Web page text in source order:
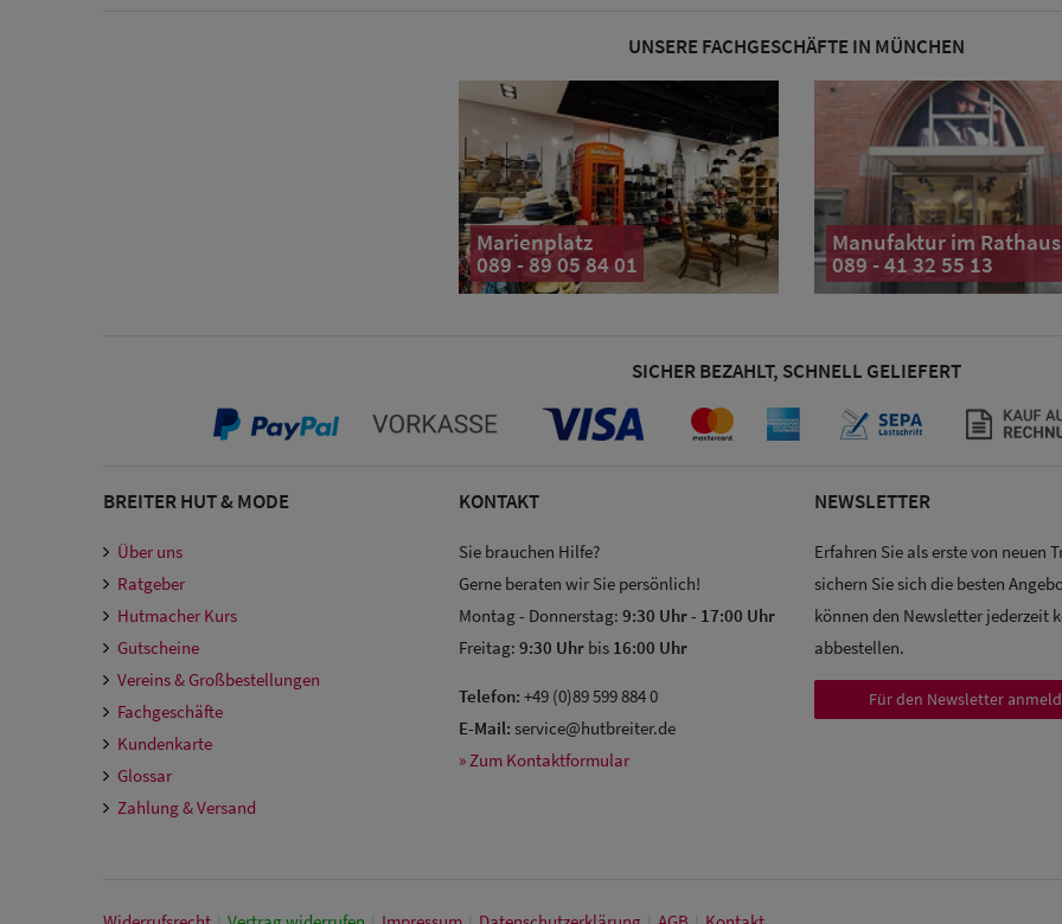
UNSERE FACHGESCHÄFTE IN MÜNCHEN
Marienplatz
089 - 89 05 84 01
Manufaktur im Rathaus
089 - 41 32 55 13
SICHER BEZAHLT, SCHNELL GELIEFERT
BREITER HUT & MODE
Über uns
Ratgeber
Hutmacher Kurs
Gutscheine
Vereins & Großbestellungen
Fachgeschäfte
Kundenkarte
Glossar
Zahlung & Versand
KONTAKT
Sie brauchen Hilfe?
Gerne beraten wir Sie persönlich!
Montag - Donnerstag: 9:30 Uhr- 17:00 Uhr
Freitag: 9:30 Uhr bis 16:00 Uhr
Telefon: +49 (0)89 599 884 0
E-Mail: service@hutbreiter.de
» Zum Kontaktformular
NEWSLETTER
Erfahren Sie als erste von neuen
sichern Sie sich die besten
können den Newsletter jederzeit
abbestellen.
Für den Newsletter